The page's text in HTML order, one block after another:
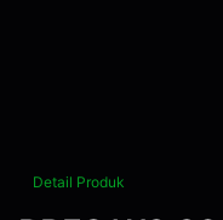
Detail Produk